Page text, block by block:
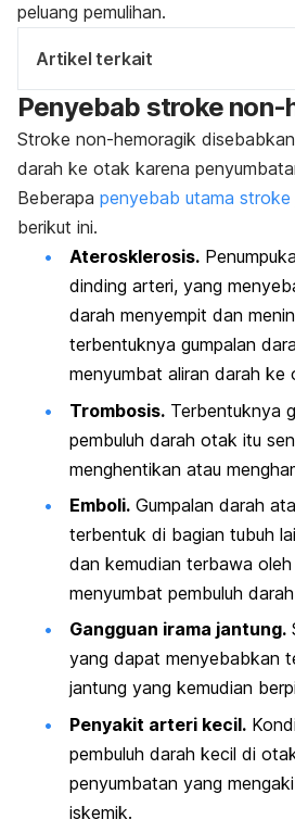
peluang pemulihan.
Artikel terkait
Penyebab stroke non-
Stroke non-hemoragik
darah ke otak karena
Beberapa penyebab utama stroke
berikut ini.
Aterosklerosis.
dinding arteri, yang
darah menyempit dan
terbentuknya gumpalan
menyumbat aliran darah ke
Trombosis. Terbentuknya
pembuluh darah otak itu
menghentikan atau
Emboli. Gumpalan darah
terbentuk di bagian tubuh
dan kemudian terbawa
menyumbat pembuluh
Gangguan irama jantung.
yang dapat menyebabkan
jantung yang kemudian
Penyakit arteri kecil.
pembuluh darah kecil di
penyumbatan yang
iskemik.